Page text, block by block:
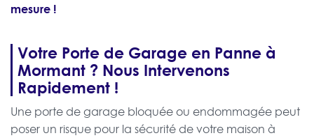
mesure !
Votre Porte de Garage en Panne à
Mormant ? Nous Intervenons
Rapidement !
Une porte de garage bloquée ou endommagée peut
poser un risque pour la sécurité de votre maison à